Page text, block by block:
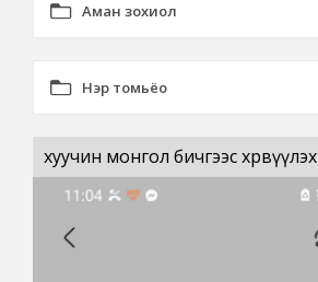
Аман зохиол
Нэр томьёо
хуучин монгол бичгээс хөрвүүлэх